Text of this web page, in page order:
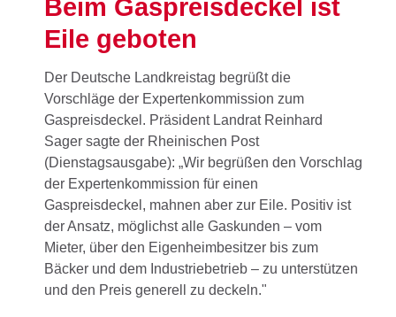
Beim Gaspreisdeckel ist
Eile geboten
Der Deutsche Landkreistag begrüßt die
Vorschläge der Expertenkommission zum
Gaspreisdeckel. Präsident Landrat Reinhard
Sager sagte der Rheinischen Post
(Dienstagsausgabe): „Wir begrüßen den Vorschlag
der Expertenkommission für einen
Gaspreisdeckel, mahnen aber zur Eile. Positiv ist
der Ansatz, möglichst alle Gaskunden – vom
Mieter, über den Eigenheimbesitzer bis zum
Bäcker und dem Industriebetrieb – zu unterstützen
und den Preis generell zu deckeln."